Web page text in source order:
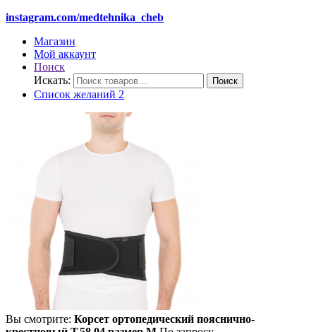
instagram.com/medtehnika_cheb
Магазин
Мой аккаунт
Поиск
Искать:
Поиск
Список желаний 2
Вы смотрите: Корсет ортопедический пояснично-